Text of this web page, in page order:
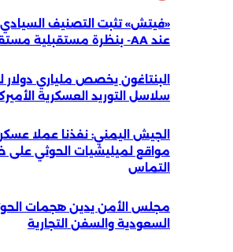
«فيتش» تثبت التصنيف السيادي للكويت
البنتاغون يخصص ملياري دولار لتعزيز
سلاسل التوريد العسكرية الأميركية
الجيش اليمني: نفذنا عملا عسكريا ضد
مواقع لميليشيات الحوثي على خطوط
مجلس الأمن يدين هجمات الحوثيين على
السعودية والسفن التجارية